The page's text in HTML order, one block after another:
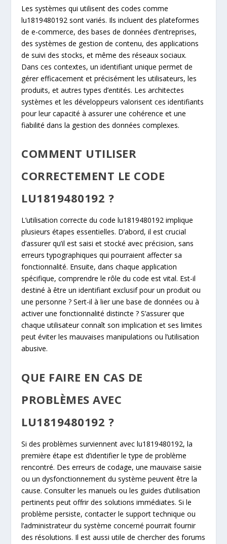
Les systèmes qui utilisent des codes comme
lu1819480192 sont variés. Ils incluent des plateformes
de e-commerce, des bases de données d’entreprises,
des systèmes de gestion de contenu, des applications
de suivi des stocks, et même des réseaux sociaux.
Dans ces contextes, un identifiant unique permet de
gérer efficacement et précisément les utilisateurs, les
produits, et autres types d’entités. Les architectes
systèmes et les développeurs valorisent ces identifiants
pour leur capacité à assurer une cohérence et une
fiabilité dans la gestion des données complexes.
COMMENT UTILISER
CORRECTEMENT LE CODE
LU1819480192 ?
L’utilisation correcte du code lu1819480192 implique
plusieurs étapes essentielles. D’abord, il est crucial
d’assurer qu’il est saisi et stocké avec précision, sans
erreurs typographiques qui pourraient affecter sa
fonctionnalité. Ensuite, dans chaque application
spécifique, comprendre le rôle du code est vital. Est-il
destiné à être un identifiant exclusif pour un produit ou
une personne ? Sert-il à lier une base de données ou à
activer une fonctionnalité distincte ? S’assurer que
chaque utilisateur connaît son implication et ses limites
peut éviter les mauvaises manipulations ou l’utilisation
abusive.
QUE FAIRE EN CAS DE
PROBLÈMES AVEC
LU1819480192 ?
Si des problèmes surviennent avec lu1819480192, la
première étape est d’identifier le type de problème
rencontré. Des erreurs de codage, une mauvaise saisie
ou un dysfonctionnement du système peuvent être la
cause. Consulter les manuels ou les guides d’utilisation
pertinents peut offrir des solutions immédiates. Si le
problème persiste, contacter le support technique ou
l’administrateur du système concerné pourrait fournir
des résolutions. Il est aussi utile de chercher des forums